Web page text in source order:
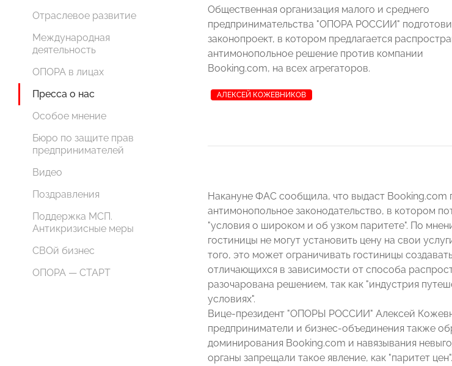
Отраслевое развитие
Международная
деятельность
ОПОРА в лицах
Пресса о нас
Особое мнение
Бюро по защите прав
предпринимателей
Видео
Поздравления
Поддержка МСП.
Антикризисные меры
СВОй бизнес
ОПОРА — СТАРТ
Общественная организация малого и среднего
предпринимательства "ОПОРА РОССИИ"
законопроект, в котором предлагается
антимонопольное решение против компании
Booking.com, на всех агрегаторов.
АЛЕКСЕЙ КОЖЕВНИКОВ
Накануне ФАС сообщила, что выдаст
антимонопольное законодательство, в котором
"условия о широком и об узком паритете". По
гостиницы не могут установить цену на свои
того, это может ограничивать гостиницы
отличающихся в зависимости от способа
разочарована решением, так как "индустрия
условиях".
Вице-президент "ОПОРЫ РОССИИ" Алексей
предприниматели и бизнес-объединения также
доминирования Booking.com и навязывания
органы запрещали такое явление, как "паритет цен".